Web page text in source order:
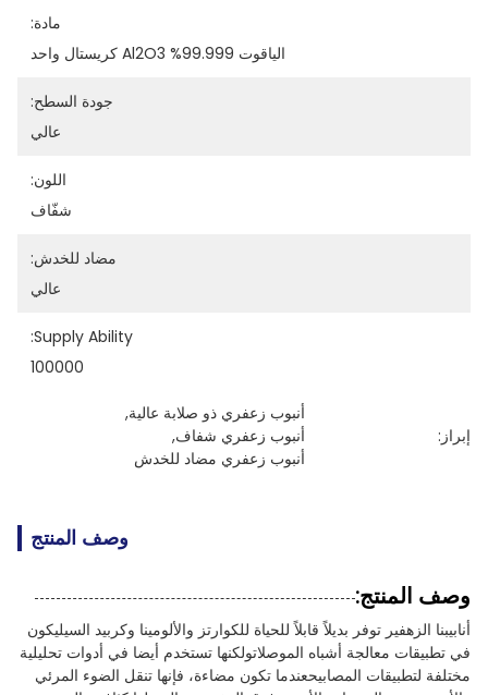
مادة:
الياقوت 99.999% Al2O3 كريستال واحد
جودة السطح:
عالي
اللون:
شفّاف
مضاد للخدش:
عالي
Supply Ability:
100000
إبراز:
أنبوب زعفري ذو صلابة عالية,
أنبوب زعفري شفاف,
أنبوب زعفري مضاد للخدش
وصف المنتج
وصف المنتج:
أنابيبنا الزهفير توفر بديلاً قابلاً للحياة للكوارتز والألومينا وكربيد السيليكون
في تطبيقات معالجة أشباه الموصلاتولكنها تستخدم أيضا في أدوات تحليلية
مختلفة لتطبيقات المصابيحعندما تكون مضاءة، فإنها تنقل الضوء المرئي